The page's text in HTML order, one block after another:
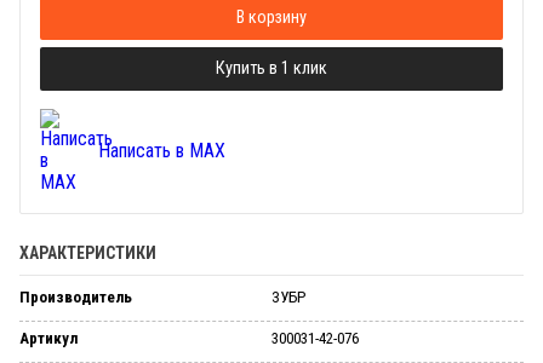
В корзину
Купить в 1 клик
Написать в MAX
ХАРАКТЕРИСТИКИ
Производитель ЗУБР
Артикул 300031-42-076